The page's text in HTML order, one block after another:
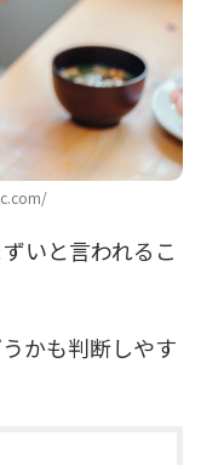
いと言われるこ
かも判断しやす